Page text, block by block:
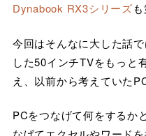
Dynabook RX3シリーズ
今回はそんなに大した話
した50インチTVをもっと
え、以前から考えていた
PCをつなげて何をするか